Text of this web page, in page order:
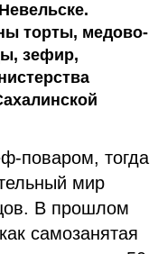
торты, медово-
зефир,
поваром, тогда
мир
В прошлом
самозанятая